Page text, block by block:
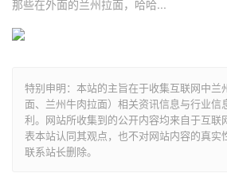
那些在外面的兰州拉面，哈哈...
特别申明：本站的主旨在于收集互联网中兰
面、兰州牛肉拉面）相关资讯信息与行业信
利。网站所收集到的公开内容均来自于互联
表本站认同其观点，也不对网站内容的真实
联系站长删除。